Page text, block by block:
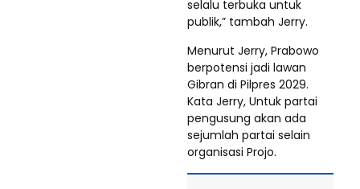
selalu terbuka untuk
publik,” tambah Jerry.
Menurut Jerry, Prabowo
berpotensi jadi lawan
Gibran di Pilpres 2029.
Kata Jerry, Untuk partai
pengusung akan ada
sejumlah partai selain
organisasi Projo.